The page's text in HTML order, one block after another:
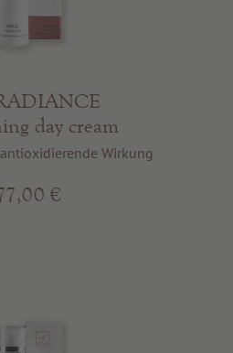
day cream
Wirkung
€